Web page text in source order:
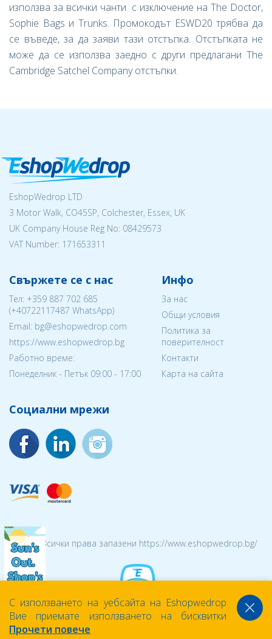
използва за всички чанти с изключение на The Doctor,
Sophie Bags и Trunks. Промокодът ESWD20 трябва да
се въведе, за да заяви тази отстъпка. Отстъпката не
може да се използва заедно с други предлагани The
Cambridge Satchel Company отстъпки.
EshopWedrop LTD
3 Motor Walk, CO45SP, Colchester, Essex, UK
UK Company House Reg No: 08429573
VAT Number: 171653311
Свържете се с нас
Тел: +359 887 702 685
(+40722117487 WhatsApp)
Email: bg@eshopwedrop.com
https://www.eshopwedrop.bg
Работно време:
Понеделник - Петък 09:00 - 17:00
Инфо
За нас
Общи условия
Политика за
поверителност
Контакти
Карта на сайта
Социални мрежи
© 2026 Всички права запазени https://www.eshopwedrop.bg/
С използването на уебсайта на Eshopwedrop
Вие приемате използването на бисквитки
Прочети повече